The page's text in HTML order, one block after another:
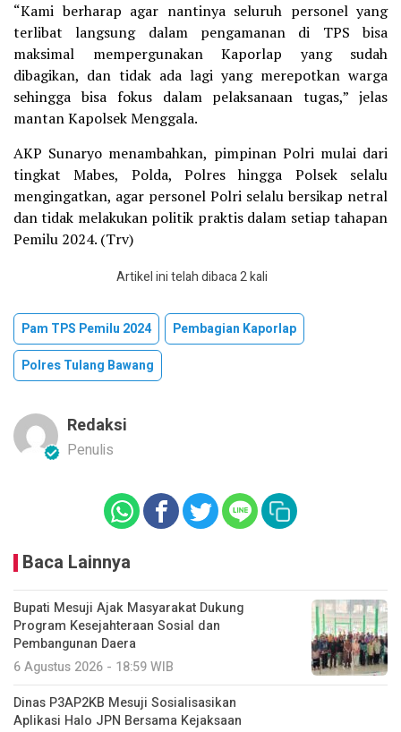
“Kami berharap agar nantinya seluruh personel yang
terlibat langsung dalam pengamanan di TPS bisa
maksimal mempergunakan Kaporlap yang sudah
dibagikan, dan tidak ada lagi yang merepotkan warga
sehingga bisa fokus dalam pelaksanaan tugas,” jelas
mantan Kapolsek Menggala.
AKP Sunaryo menambahkan, pimpinan Polri mulai dari
tingkat Mabes, Polda, Polres hingga Polsek selalu
mengingatkan, agar personel Polri selalu bersikap netral
dan tidak melakukan politik praktis dalam setiap tahapan
Pemilu 2024. (Trv)
Artikel ini telah dibaca 2 kali
Pam TPS Pemilu 2024
Pembagian Kaporlap
Polres Tulang Bawang
Redaksi
Penulis
Baca Lainnya
Bupati Mesuji Ajak Masyarakat Dukung
Program Kesejahteraan Sosial dan
Pembangunan Daera
6 Agustus 2026 - 18:59 WIB
Dinas P3AP2KB Mesuji Sosialisasikan
Aplikasi Halo JPN Bersama Kejaksaan